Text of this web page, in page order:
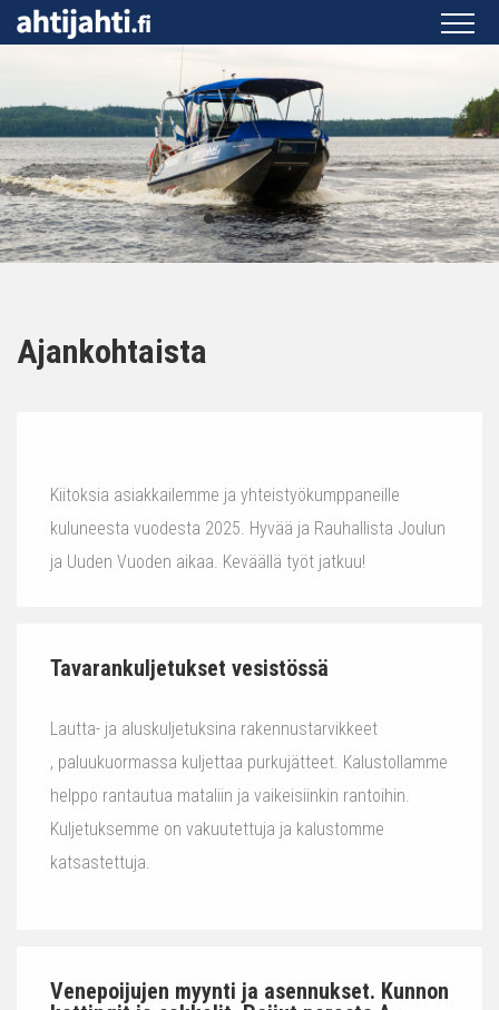
Ajankohtaista
Kiitoksia asiakkailemme ja yhteistyökumppaneille
kuluneesta vuodesta 2025. Hyvää ja Rauhallista Joulun
ja Uuden Vuoden aikaa. Keväällä työt jatkuu!
Tavarankuljetukset vesistössä
Lautta- ja aluskuljetuksina rakennustarvikkeet
, paluukuormassa kuljettaa purkujätteet. Kalustollamme
helppo rantautua mataliin ja vaikeisiinkin rantoihin.
Kuljetuksemme on vakuutettuja ja kalustomme
katsastettuja.
Venepoijujen myynti ja asennukset. Kunnon